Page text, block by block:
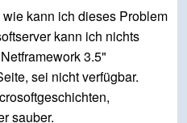
kann ich dieses Problem
kann ich nichts
3.5"
sei nicht verfügbar.
sauber.